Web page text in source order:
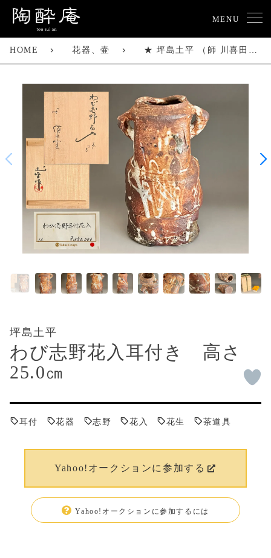
MENU
HOME 花器、壷 ★ 坪島土平 （師 川喜田半泥子） 廣永窯 わび志野花入耳付き 高さ25.0㎝ 百貨店出展作 花瓶 花器 茶道具
坪島土平
わび志野花入耳付き 高さ
25.0㎝
耳付 花器 志野 花入 花生 茶道具
Yahoo!オークションに参加する
Yahoo!オークションに参加するには